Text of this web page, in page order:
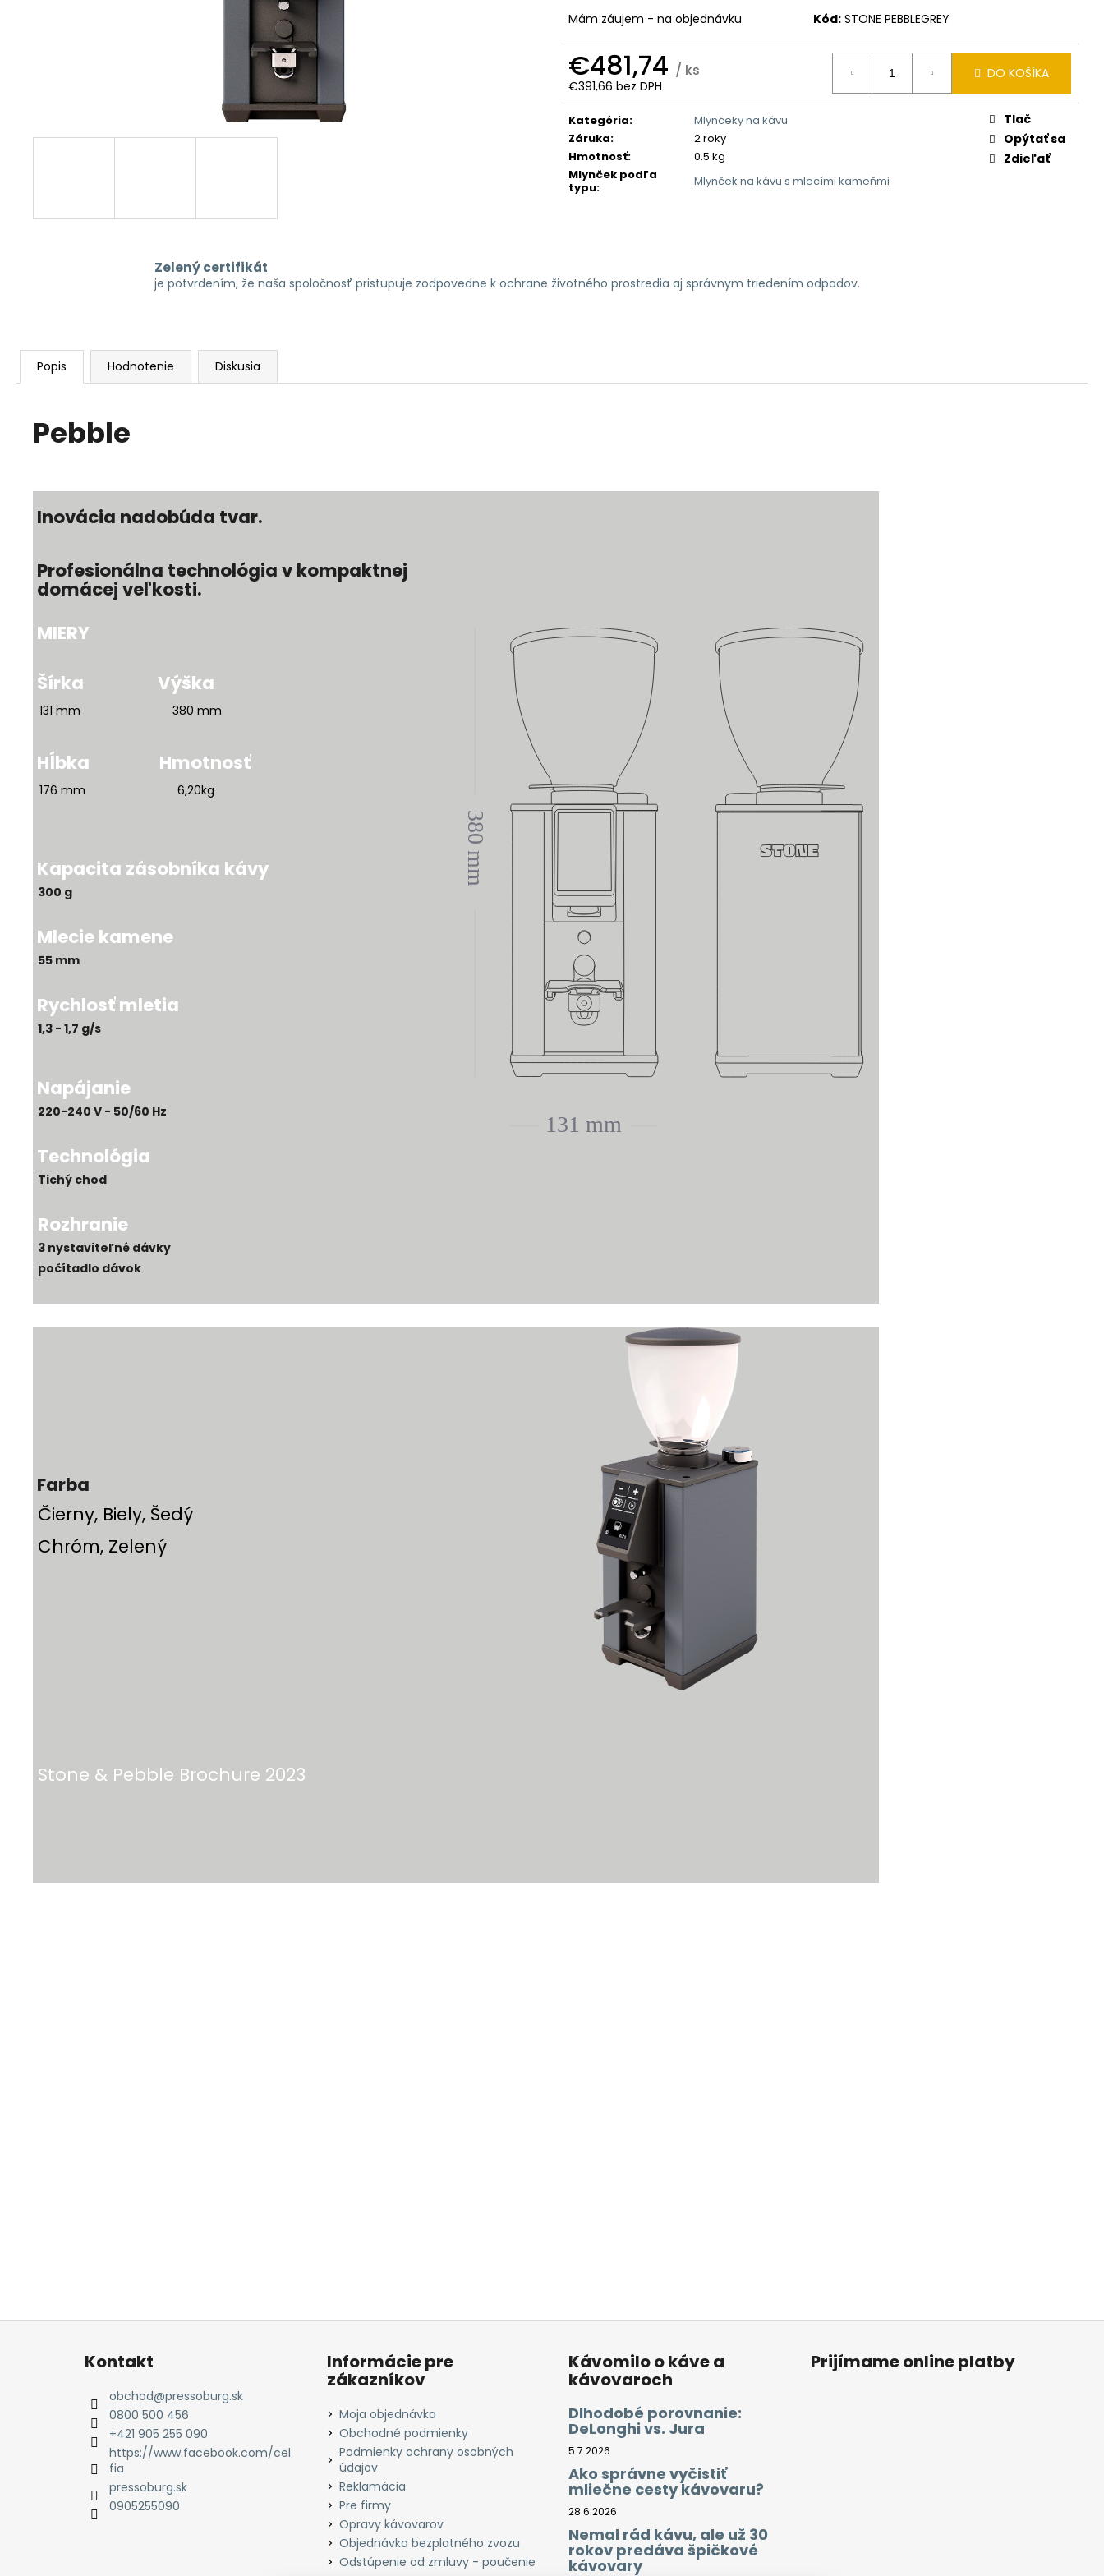
Mám záujem - na objednávku Kód: STONE PEBBLEGREY
€481,74 / ks
€391,66 bez DPH
Jednotková
cena:
DO KOŠÍKA
Kategória:
Mlynčeky na kávu
Záruka:
2 roky
Hmotnosť:
0.5 kg
Mlynček podľa
typu: Mlynček na kávu s mlecími kameňmi
Tlač
Opýtať sa
Zdieľať
Zelený certifikát
je potvrdením, že naša spoločnosť pristupuje zodpovedne k ochrane životného prostredia aj správnym triedením odpadov.
Popis Hodnotenie Diskusia
Pebble
Inovácia nadobúda tvar.
Profesionálna technológia v kompaktnej
domácej veľkosti.
MIERY
Šírka Výška
131 mm 380 mm
Hĺbka Hmotnosť
176 mm 6,20kg
Kapacita zásobníka kávy
300 g
Mlecie kamene
55 mm
Rychlosť mletia
1,3 - 1,7 g/s
Napájanie
220-240 V - 50/60 Hz
Technológia
Tichý chod
Rozhranie
3 nystaviteľné dávky
počítadlo dávok
Farba
Čierny, Biely, Šedý
Chróm, Zelený
Stone & Pebble Brochure 2023
Z
Kontakt
obchod@pressoburg.sk
0800 500 456
+421 905 255 090
https://www.facebook.com/cel
fia
pressoburg.sk
0905255090
Informácie pre
zákazníkov
Moja objednávka
Obchodné podmienky
Podmienky ochrany osobných
údajov
Reklamácia
Pre firmy
Opravy kávovarov
Objednávka bezplatného zvozu
Odstúpenie od zmluvy - poučenie
Kávomilo o káve a
kávovaroch
Dlhodobé porovnanie:
DeLonghi vs. Jura
5.7.2026
Ako správne vyčistiť
mliečne cesty kávovaru?
28.6.2026
Nemal rád kávu, ale už 30
rokov predáva špičkové
kávovary
Prijímame online platby